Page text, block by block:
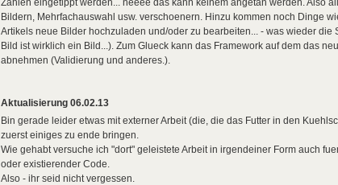
Zahlen eingetippt werden... neeee das kann keinem angetan werden. Also
Bildern, Mehrfachauswahl usw. verschoenern. Hinzu kommen noch Dinge
Artikels neue Bilder hochzuladen und/oder zu bearbeiten... - was wieder
Bild ist wirklich ein Bild...). Zum Glueck kann das Framework auf dem das
abnehmen (Validierung und anderes.).
Aktualisierung 06.02.13
Bin gerade leider etwas mit externer Arbeit (die, die das Futter in den
zuerst einiges zu ende bringen.
Wie gehabt versuche ich "dort" geleistete Arbeit in irgendeiner Form auch
oder existierender Code.
Also - ihr seid nicht vergessen.